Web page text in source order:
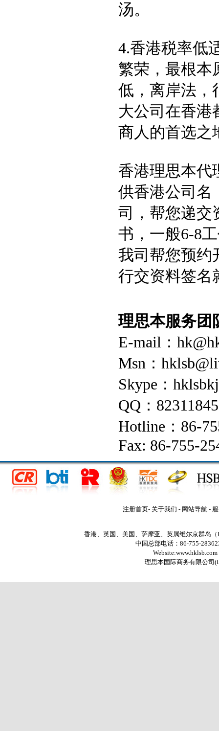
汤。
4.香港税率低
繁荣，最根本
低，离岸法，
大公司在香港
商人的首选之
香港理思本代
供香港公司名
司，帮您递交
书，一般6-8
我司帮您预约
行交资料签名
理思本服务团
E-mail：
Msn：
Skype：hklsbkj
QQ：
Hotline：86-
Fax: 86-755-
注册首页- 关于我们 - 网站导航 -
香港、英国、美国、萨摩亚、英属维尔京群岛
中国总部电话：86-755-
理思本国际商务有限公司